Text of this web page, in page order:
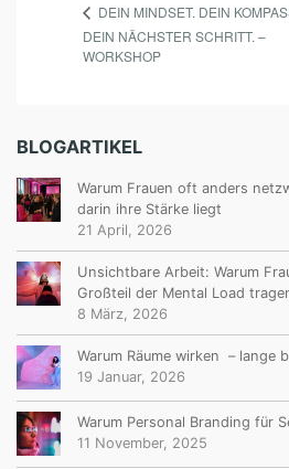
DEIN MINDSET. DEIN
DEIN NÄCHSTER SCHRITT. –
WORKSHOP
BLOGARTIKEL
Warum Frauen oft anders
darin ihre Stärke liegt
21 April, 2026
Unsichtbare Arbeit: Warum
Großteil der Mental Load
8 März, 2026
Warum Räume wirken – lange
19 Januar, 2026
Warum Personal Branding für
11 November, 2025